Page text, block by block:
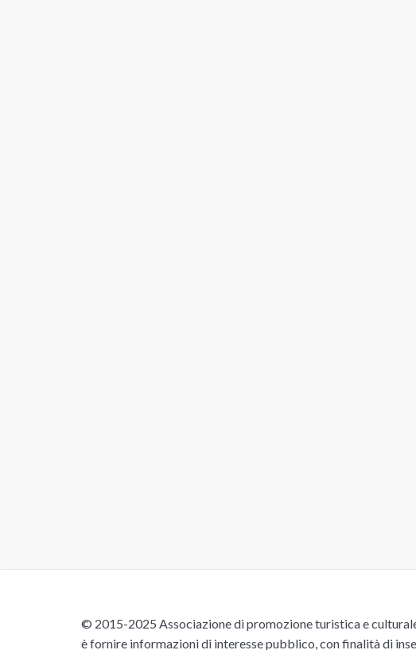
© 2015-2025 Associazione di promozione turistica e
è fornire informazioni di interesse pubblico, con finalità di